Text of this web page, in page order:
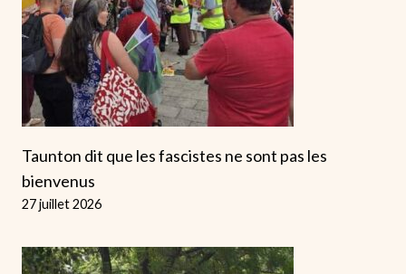
Taunton dit que les fascistes ne sont pas les
bienvenus
27 juillet 2026